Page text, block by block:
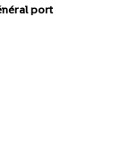
port